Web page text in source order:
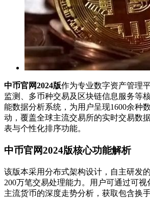
中币官网2024版作为专业数字资产管理
监测、多币种交易及区块链信息服务等
能数据分析系统，为用户呈现1600余种
动，覆盖全球主流交易所的实时交易数
表与个性化排序功能。
中币官网2024版核心功能解析
该版本采用分布式架构设计，自主研发
200万笔交易处理能力。用户可通过可
主流货币的深度走势分析，获取包含换